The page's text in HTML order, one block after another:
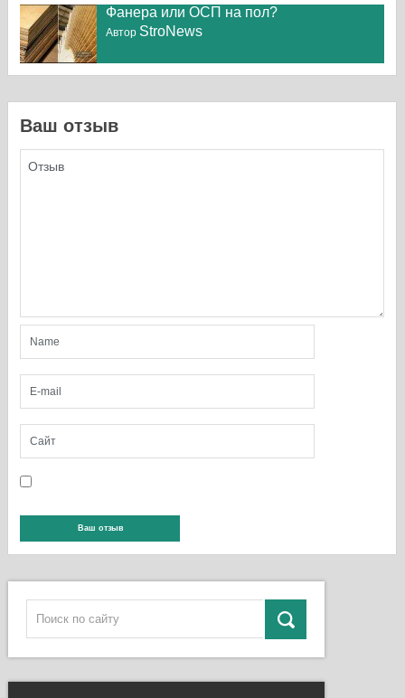
Фанера или ОСП на пол?
Автор StroNews
Ваш отзыв